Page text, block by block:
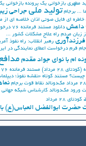
مطهری بازخوانی یک پرونده بازخوانی
... برجام تولید ملی جراحی
خاطره ای فایل صوتی اذان خلاصه ای از
داعش دانلود مستند فرمانده 76
زبان مردم راه علاج مشکلات کشور ...
رهبر انقلاب: راه نفوذ
فرم درخواست اعطای نمایندگی در
ام با نوای جواد مقدم
28 مرداد)
مستند فرمانده 76
مستند کوتاه «نقشه نفوذ؛
مک‌دونالد نقاط قوت برجام
ورود مک‌دونالد کارشناس شبکه جهانی
کودتای 28 مرداد
حضرت ابوالفضل العباس(ع)